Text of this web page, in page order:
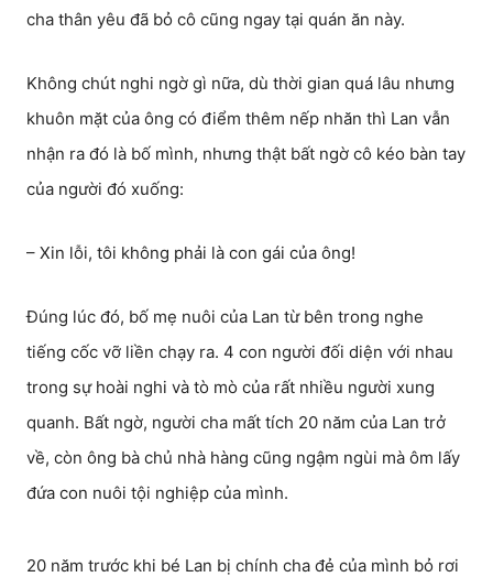
cha thân yêu đã bỏ cô cũng ngay tại quán ăn này.
Không chút nghi ngờ gì nữa, dù thời gian quá lâu nhưng
khuôn mặt của ông có điểm thêm nếp nhăn thì Lan vẫn
nhận ra đó là bố mình, nhưng thật bất ngờ cô kéo bàn tay
của người đó xuống:
– Xin lỗi, tôi không phải là con gái của ông!
Đúng lúc đó, bố mẹ nuôi của Lan từ bên trong nghe
tiếng cốc vỡ liền chạy ra. 4 con người đối diện với nhau
trong sự hoài nghi và tò mò của rất nhiều người xung
quanh. Bất ngờ, người cha mất tích 20 năm của Lan trở
về, còn ông bà chủ nhà hàng cũng ngậm ngùi mà ôm lấy
đứa con nuôi tội nghiệp của mình.
20 năm trước khi bé Lan bị chính cha đẻ của mình bỏ rơi